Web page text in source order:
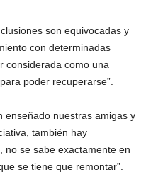
son equivocadas y
con determinadas
considerada como una
poder recuperarse”.
enseñado nuestras amigas y
también hay
no se sabe exactamente en
se tiene que remontar”.